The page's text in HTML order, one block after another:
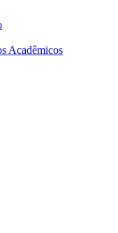
Acadêmicos